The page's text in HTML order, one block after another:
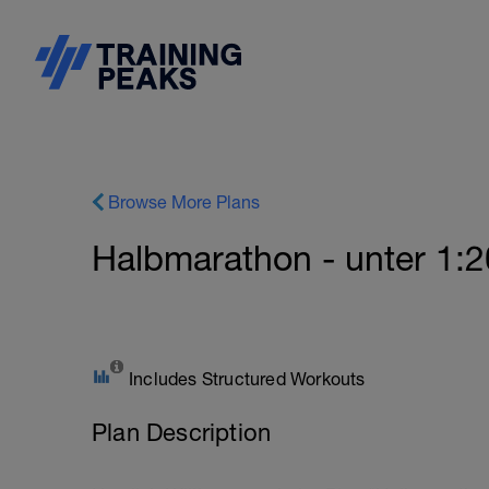
Browse More Plans
Halbmarathon - unter
Includes Structured Workouts
Plan Description